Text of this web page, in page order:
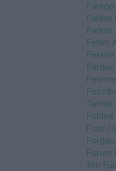
Farkas
Farkas
Fehér
Párduc
Tamás
Földes
Ford
Fórum
film